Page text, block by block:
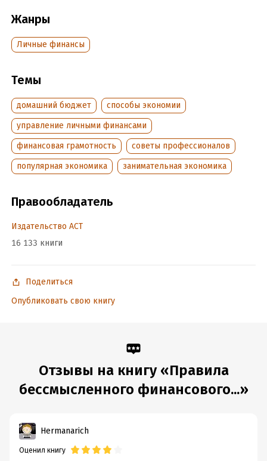
Новое издание бестселлера для тех, кто хочет быть профи в
личных финансах, вовремя замечать риски и обходить
кризисы.
Чтобы с толком управлять имуществом семьи, нужно ясно
Российский экономист Яков Миркин поможет обойти
экономические и исторические ловушки и укрепиться в
эпоху денежных штормов.
В формате PDF A4 сохранен издательский макет книги.
Подробная информация
Дата написания:1 января 2025
Объем:679110
ISBN (EAN):
Время на чтение: 10 ч.
Жанры
Личные финансы
Темы
домашний бюджет
способы экономии
управление личными финансами
финансовая грамотность
советы профессионалов
популярная экономика
занимательная экономика
Правообладатель
Издательство АСТ
16 133 книги
Поделиться
Опубликовать свою книгу
Отзывы на книгу «Правила
бессмысленного финансового...»
Hermanarich
Оценил книгу